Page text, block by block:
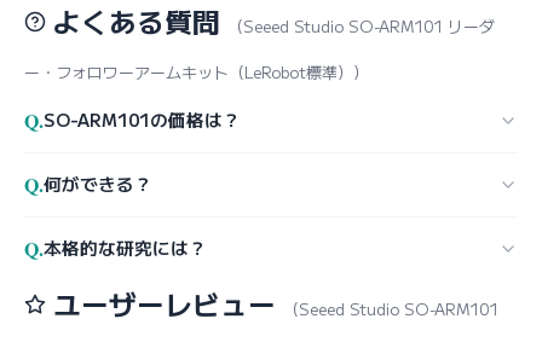
よくある質問
（Seeed Studio SO-ARM101 リーダ
ー・フォロワーアームキット（LeRobot標準））
Q.SO-ARM101の価格は？
Q.何ができる？
Q.本格的な研究には？
ユーザーレビュー
（Seeed Studio SO-ARM101